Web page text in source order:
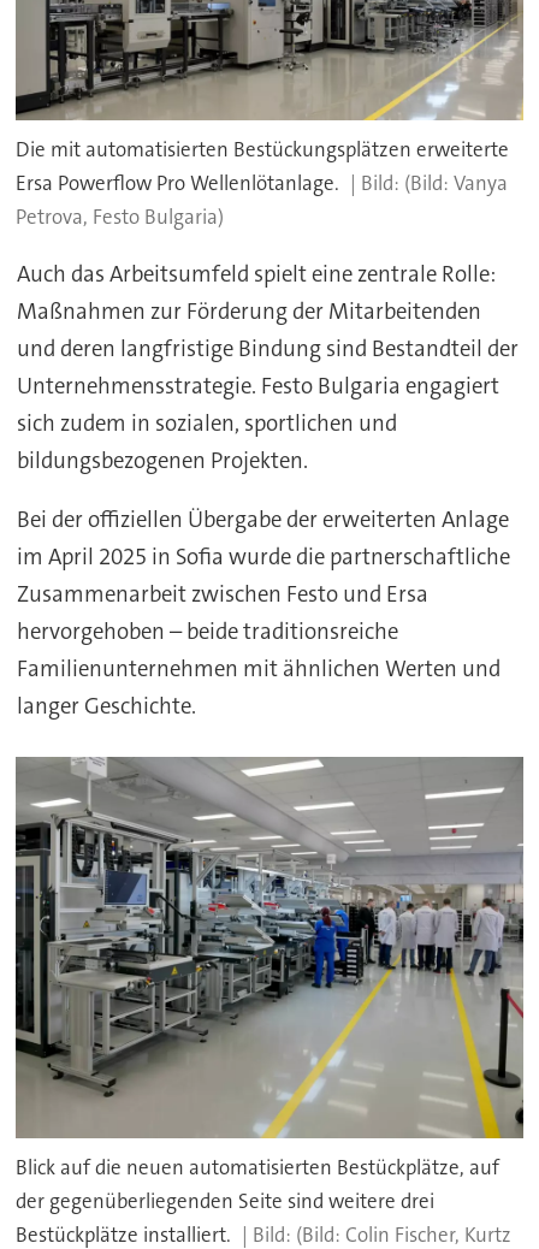
Die mit automatisierten Bestückungsplätzen erweiterte
Ersa Powerflow Pro Wellenlötanlage.
(Bild: Vanya
Petrova, Festo Bulgaria)
Auch das Arbeitsumfeld spielt eine zentrale Rolle:
Maßnahmen zur Förderung der Mitarbeitenden
und deren langfristige Bindung sind Bestandteil der
Unternehmensstrategie. Festo Bulgaria engagiert
sich zudem in sozialen, sportlichen und
bildungsbezogenen Projekten.
Bei der offiziellen Übergabe der erweiterten Anlage
im April 2025 in Sofia wurde die partnerschaftliche
Zusammenarbeit zwischen Festo und Ersa
hervorgehoben – beide traditionsreiche
Familienunternehmen mit ähnlichen Werten und
langer Geschichte.
Blick auf die neuen automatisierten Bestückplätze, auf
der gegenüberliegenden Seite sind weitere drei
Bestückplätze installiert.
(Bild: Colin Fischer, Kurtz